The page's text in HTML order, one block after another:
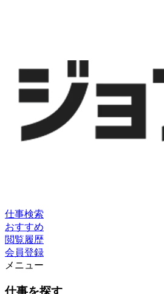
仕事検索
おすすめ
閲覧履歴
会員登録
メニュー
仕事を探す